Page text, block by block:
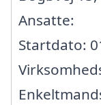
Ansatte:
Startdato: